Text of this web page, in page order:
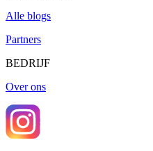
Alle blogs
Partners
BEDRIJF
Over ons